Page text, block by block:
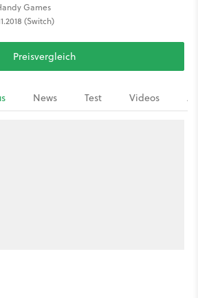
Games
(Switch)
Preisvergleich
News Test Videos